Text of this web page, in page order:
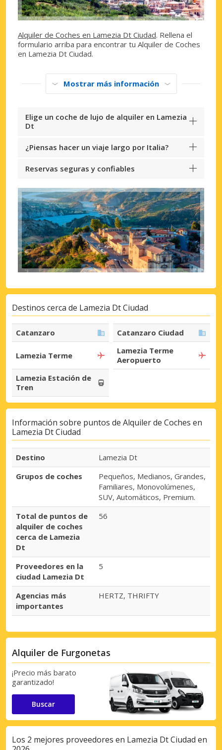
Alquiler de Coches en Lamezia Dt Ciudad. Rellena el
formulario arriba para encontrar tu Alquiler de Coches
en Lamezia Dt Ciudad.
Mostrar más información
Elige un coche de lujo de alquiler en Lamezia
Dt
¿Piensas hacer un viaje largo por Italia?
Reservas seguras y confiables
Destinos cerca de Lamezia Dt Ciudad
Catanzaro Catanzaro Ciudad
Lamezia Terme
Lamezia Terme
Aeropuerto
Lamezia Estación de
Tren
Información sobre puntos de Alquiler de Coches en
Lamezia Dt Ciudad
Destino
Lamezia Dt
Grupos de coches
Pequeños, Medianos, Grandes,
Familiares, Monovolúmenes,
SUV, Automáticos, Premium.
Total de puntos de
alquiler de coches
cerca de Lamezia
Dt
56
Proveedores en la
ciudad Lamezia Dt
5
Agencias más
importantes
HERTZ, THRIFTY
Alquiler de Furgonetas
¡Precio más barato
garantizado!
Buscar
Los 2 mejores proveedores en Lamezia Dt Ciudad en